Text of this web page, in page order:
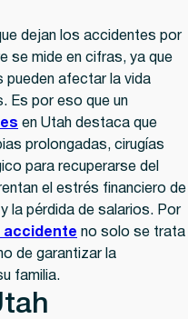
dejan los accidentes por
se mide en cifras, ya que
pueden afectar la vida
Es por eso que un
en Utah destaca que
prolongadas, cirugías
para recuperarse del
el estrés financiero de
la pérdida de salarios. Por
accidente no solo se trata
de garantizar la
familia.